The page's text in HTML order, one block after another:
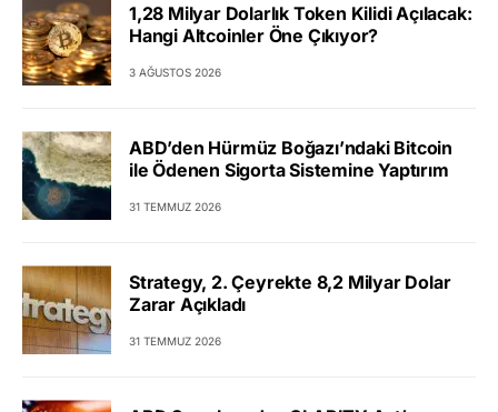
1,28 Milyar Dolarlık Token Kilidi Açılacak:
Hangi Altcoinler Öne Çıkıyor?
3 AĞUSTOS 2026
ABD’den Hürmüz Boğazı’ndaki Bitcoin
ile Ödenen Sigorta Sistemine Yaptırım
31 TEMMUZ 2026
Strategy, 2. Çeyrekte 8,2 Milyar Dolar
Zarar Açıkladı
31 TEMMUZ 2026